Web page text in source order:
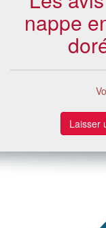
nappe
Laisser